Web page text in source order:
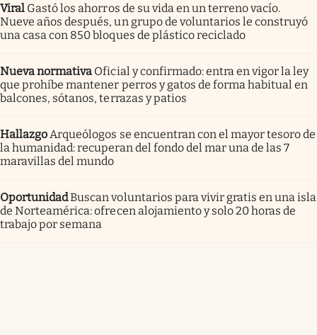
Viral Gastó los ahorros de su vida en un terreno vacío.
Nueve años después, un grupo de voluntarios le construyó
una casa con 850 bloques de plástico reciclado
Nueva normativa Oficial y confirmado: entra en vigor la ley
que prohíbe mantener perros y gatos de forma habitual en
balcones, sótanos, terrazas y patios
Hallazgo Arqueólogos se encuentran con el mayor tesoro de
la humanidad: recuperan del fondo del mar una de las 7
maravillas del mundo
OportunidadBuscan voluntarios para vivir gratis en una isla
de Norteamérica: ofrecen alojamiento y solo 20 horas de
trabajo por semana